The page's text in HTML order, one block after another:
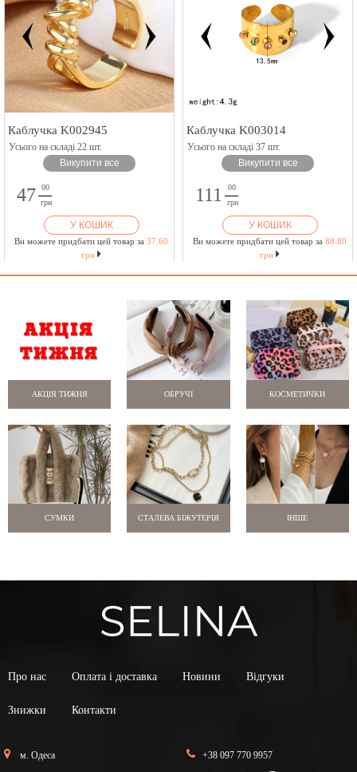
Каблучка K002945
Усього на складі 22 шт.
Викупити все
47
00
грн
У КОШИК
Ви можете придбати цей товар за 37.60
грн
Каблучка K003014
Усього на складі 37 шт.
Викупити все
111
00
грн
У КОШИК
Ви можете придбати цей товар за 88.80
грн
АКЦІЯ ТИЖНЯ ОБРУЧІ КОСМЕТИЧКИ
СУМКИ СТАЛЕВА БІЖУТЕРІЯ ІНШЕ
Про нас Оплата і доставка Новини Відгуки
Знижки Контакти
м. Одеса +38 097 770 9957